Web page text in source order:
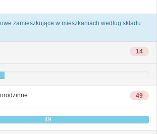
zamieszkujące w mieszkaniach według składu
14
49
49